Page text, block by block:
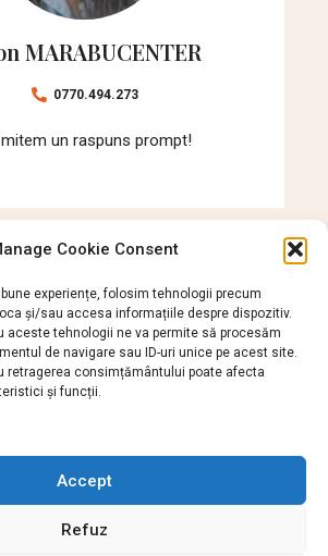
Cookie Consent
experiențe, folosim tehnologii precum
și/sau accesa informațiile despre dispozitiv.
aceste tehnologii ne va permite să procesăm
de navigare sau ID-uri unice pe acest site.
retragerea consimțământului poate afecta
și funcții.
Accept
Refuz
MARABUCENTER
0770.494.273
un raspuns prompt!
CONNECT ON SOCIAL
LASER